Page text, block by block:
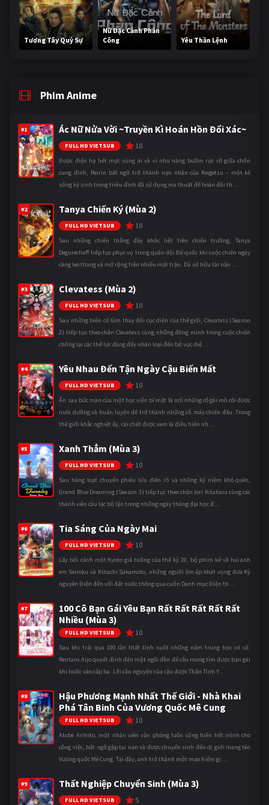
Tương Tây Quỷ Sự
Nữ Đặc Cảnh Phản
Công
Yêu Thần Lệnh
Phim Anime
#1 Ác Nữ Nửa Vời ~Truyền Kì Hoán Hồn Đổi Xác~
FULL HD VIETSUB 10
Được điện hạ hết mực sủng ái và ví như nàng bướm rực rỡ giữa chốn
cung đình, Reirin bất ngờ trở thành nạn nhân của Keigetsu – một kẻ
sống ký sinh trong triều đình đã sử dụng ma thuật để hoán đổi th ...
#2 Tanya Chiến Ký (Mùa 2)
FULL HD VIETSUB 10
Sau những chiến thắng đầy khốc liệt trên chiến trường, Tanya
Degurechaff tiếp tục phục vụ trong quân đội Đế quốc khi cuộc chiến ngày
càng leo thang và mở rộng trên nhiều mặt trận. Dù sở hữu tài năn ...
#3 Clevatess (Mùa 2)
FULL HD VIETSUB 10
Sau những biến cố làm thay đổi cục diện của thế giới, Clevatess (Season
2) tiếp tục theo chân Clevatess cùng những đồng minh trong cuộc chiến
chống lại các thế lực đang đẩy nhân loại đến bờ vực diệ ...
#4 Yêu Nhau Đến Tận Ngày Cậu Biến Mất
FULL HD VIETSUB 10
Ẩn sau bức màn của một học viện bí mật là nơi những cô gái mồ côi được
nuôi dưỡng và huấn luyện để trở thành những cỗ máy chiến đấu. Trong
thế giới khắc nghiệt ấy, cái chết được xem là điều hiển nh ...
#5 Xanh Thẳm (Mùa 3)
FULL HD VIETSUB 10
Sau hàng loạt chuyến phiêu lưu điên rồ và những kỷ niệm khó quên,
Grand Blue Dreaming (Season 3) tiếp tục theo chân Iori Kitahara cùng các
thành viên câu lạc bộ lặn trong những ngày tháng đại học đ ...
#6 Tia Sáng Của Ngày Mai
FULL HD VIETSUB 10
Lấy bối cảnh một Kyoto giả tưởng của thế kỷ 20, bộ phim kể về hai anh
em Seiroku và Kihachi Sakamoto, những người ôm ấp khát vọng đưa Kỷ
nguyên Điện đến với đất nước thông qua cuốn Danh mục Điện th ...
#7
100 Cô Bạn Gái Yêu Bạn Rất Rất Rất Rất Rất
Nhiều (Mùa 3)
FULL HD VIETSUB 10
Sau khi trải qua 100 lần thất tình suốt những năm trung học cơ sở,
Rentaro Aijo quyết định đến một ngôi đền để cầu mong tìm được bạn gái
khi bước vào cấp ba. Lời cầu nguyện của cậu được Thần Tình Y ...
#8
Hậu Phương Mạnh Nhất Thế Giới - Nhà Khai
Phá Tân Binh Của Vương Quốc Mê Cung
FULL HD VIETSUB 10
Atobe Arihito, một nhân viên văn phòng luôn cống hiến hết mình cho
công việc, bất ngờ gặp tai nạn và được chuyển sinh đến dị giới mang tên
Vương quốc Mê Cung. Tại đây, anh trở thành một mạo hiểm gi ...
#9 Thất Nghiệp Chuyển Sinh (Mùa 3)
FULL HD VIETSUB 5